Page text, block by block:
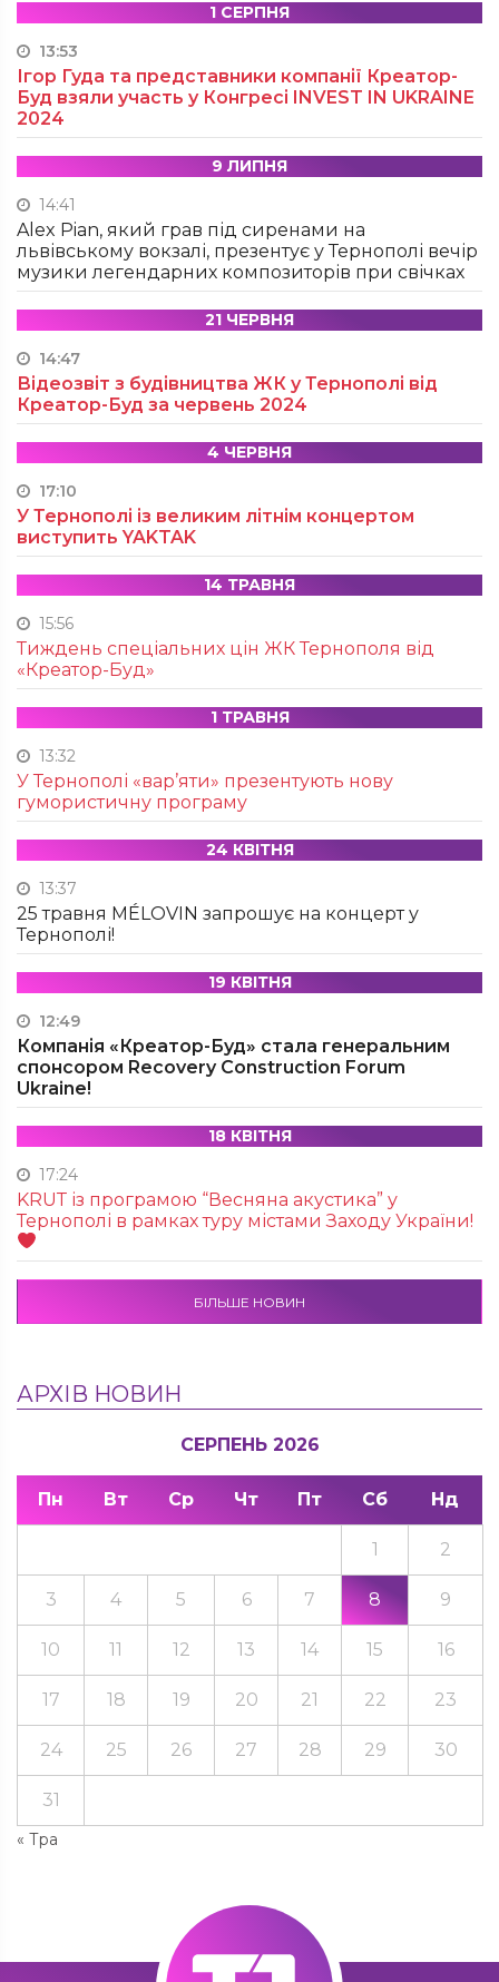
1 СЕРПНЯ
13:53
Ігор Гуда та представники компанії Креатор-
Буд взяли участь у Конгресі INVEST IN UKRAINE
2024
9 ЛИПНЯ
14:41
Alex Pian, який грав під сиренами на
львівському вокзалі, презентує у Тернополі вечір
музики легендарних композиторів при свічках
21 ЧЕРВНЯ
14:47
Відеозвіт з будівництва ЖК у Тернополі від
Креатор-Буд за червень 2024
4 ЧЕРВНЯ
17:10
У Тернополі із великим літнім концертом
виступить YAKTAK
14 ТРАВНЯ
15:56
Тиждень спеціальних цін ЖК Тернополя від
«Креатор-Буд»
1 ТРАВНЯ
13:32
У Тернополі «вар’яти» презентують нову
гумористичну програму
24 КВІТНЯ
13:37
25 травня MÉLOVIN запрошує на концерт у
Тернополі!
19 КВІТНЯ
12:49
Компанія «Креатор-Буд» стала генеральним
спонсором Recovery Construction Forum
Ukraine!
18 КВІТНЯ
17:24
KRUТ із програмою “Весняна акустика” у
Тернополі в рамках туру містами Заходу України!
БІЛЬШЕ НОВИН
АРХІВ НОВИН
СЕРПЕНЬ 2026
Пн Вт Ср Чт Пт Сб Нд
« Тра
1 2
3 4 5 6 7 8 9
10 11 12 13 14 15 16
17 18 19 20 21 22 23
24 25 26 27 28 29 30
31